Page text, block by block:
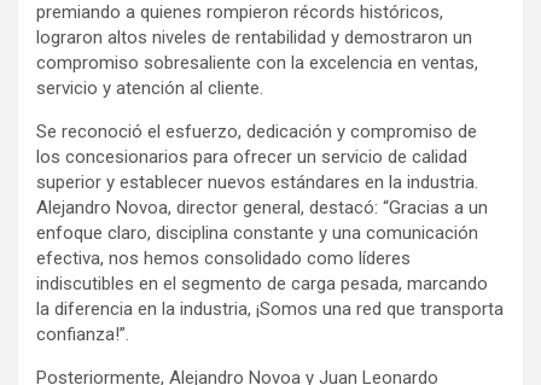
premiando a quienes rompieron récords históricos,
lograron altos niveles de rentabilidad y demostraron un
compromiso sobresaliente con la excelencia en ventas,
servicio y atención al cliente.
Se reconoció el esfuerzo, dedicación y compromiso de
los concesionarios para ofrecer un servicio de calidad
superior y establecer nuevos estándares en la industria.
Alejandro Novoa, director general, destacó: “Gracias a un
enfoque claro, disciplina constante y una comunicación
efectiva, nos hemos consolidado como líderes
indiscutibles en el segmento de carga pesada, marcando
la diferencia en la industria, ¡Somos una red que transporta
confianza!”.
Posteriormente, Alejandro Novoa y Juan Leonardo